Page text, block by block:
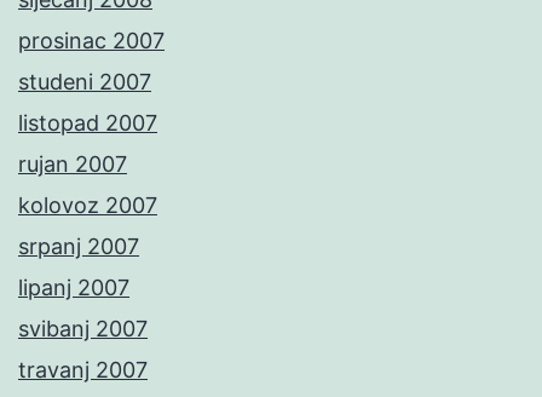
prosinac 2007
studeni 2007
listopad 2007
rujan 2007
kolovoz 2007
srpanj 2007
lipanj 2007
svibanj 2007
travanj 2007